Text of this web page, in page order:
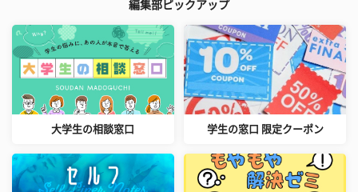
編集部ピックアップ
大学生の相談窓口 学生の窓口 限定クーポン